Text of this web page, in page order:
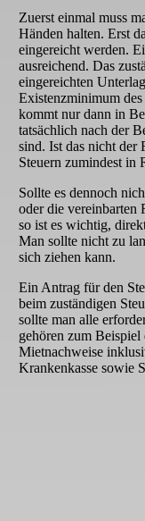
Zuerst einmal muss
Händen halten. Erst
eingereicht werden.
ausreichend. Das
eingereichten
Existenzminimum
kommt nur dann in
tatsächlich nach der
sind. Ist das nicht der
Steuern zumindest in
Sollte es dennoch
oder die vereinbarten
so ist es wichtig,
Man sollte nicht zu
sich ziehen kann.
Ein Antrag für den
beim zuständigen
sollte man alle
gehören zum
Mietnachweise
Krankenkasse sowie